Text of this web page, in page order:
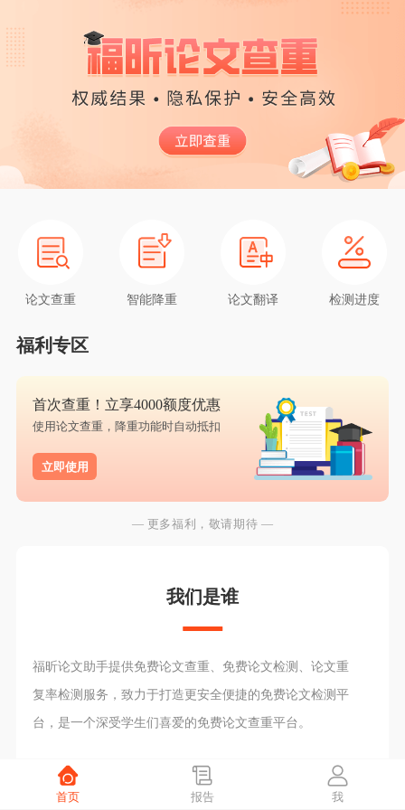
论文查重 智能降重 论文翻译 检测进度
福利专区
首次查重！立享4000额度优惠
使用论文查重，降重功能时自动抵扣
立即使用
— 更多福利，敬请期待 —
我们是谁
福昕论文助手提供免费论文查重、免费论文检测、论文重
复率检测服务，致力于打造更安全便捷的免费论文检测平
台，是一个深受学生们喜爱的免费论文查重平台。
首页 报告 我